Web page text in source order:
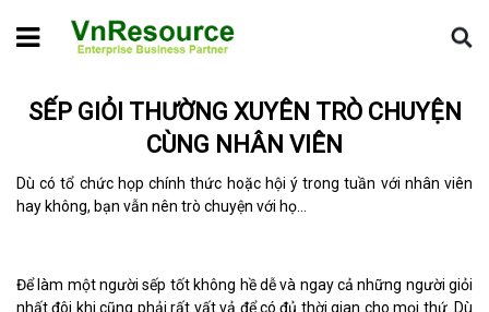
Home Tin chuyên ngành
Sếp giỏi thường xuyên trò chuyện
cùng nhân viên
SẾP GIỎI THƯỜNG XUYÊN TRÒ CHUYỆN
CÙNG NHÂN VIÊN
Dù có tổ chức họp chính thức hoặc hội ý trong tuần với nhân viên
hay không, bạn vẫn nên trò chuyện với họ…
Để làm một người sếp tốt không hề dễ và ngay cả những người giỏi
nhất đôi khi cũng phải rất vất vả để có đủ thời gian cho mọi thứ. Dù